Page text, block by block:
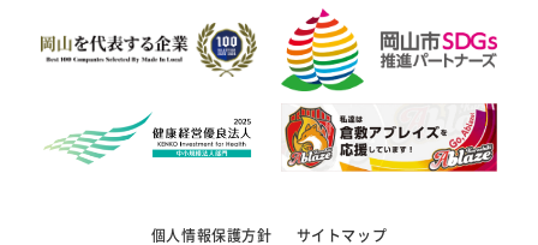
個人情報保護方針 サイトマップ